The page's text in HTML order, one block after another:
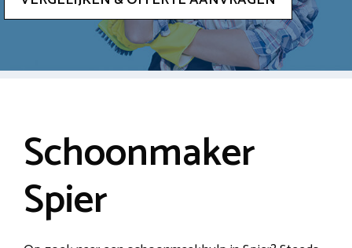
Schoonmaker
Spier